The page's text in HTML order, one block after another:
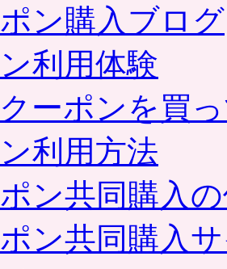
ン購入ブログ
利用体験
ーポンを買
利用方法
ン共同購入
ン共同購入